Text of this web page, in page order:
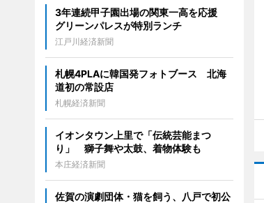
3年連続甲子園出場の関東一高を応援
グリーンパレスが特別ランチ
江戸川経済新聞
札幌4PLAに韓国発フォトブース 北海
道初の常設店
札幌経済新聞
イオンタウン上里で「伝統芸能まつ
り」 獅子舞や太鼓、着物体験も
本庄経済新聞
佐賀の演劇団体・猫を飼う、八戸で初公